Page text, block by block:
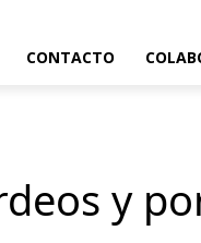
CONTACTO
y